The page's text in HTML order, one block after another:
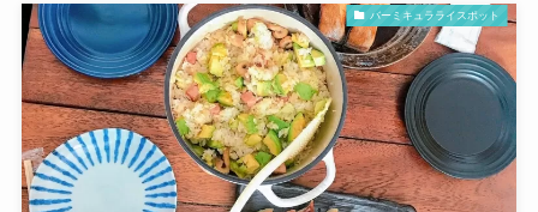
バーミキュラライスポット